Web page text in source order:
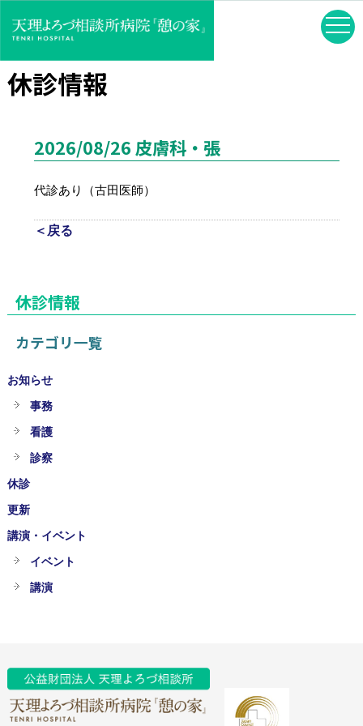
休診情報
2026/08/26 皮膚科・張
代診あり（古田医師）
＜戻る
休診情報
カテゴリ一覧
お知らせ
事務
看護
診察
休診
更新
講演・イベント
イベント
講演